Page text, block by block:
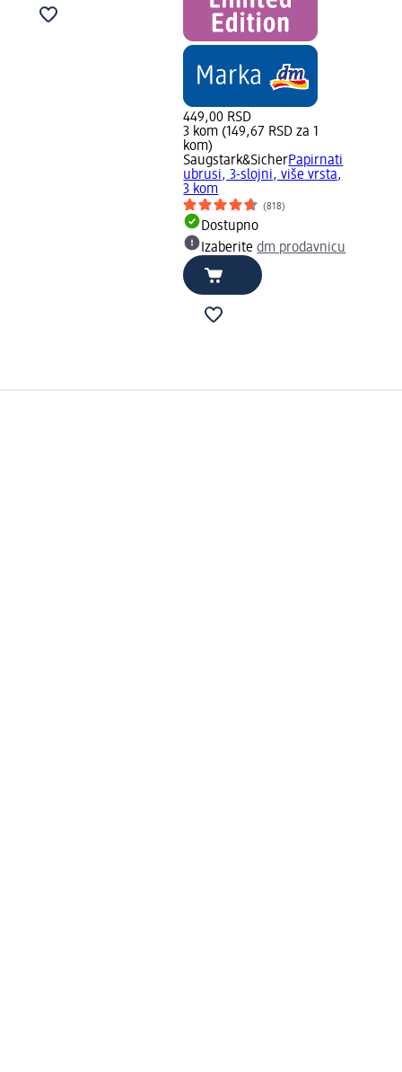
449,00 RSD
3 kom (149,67 RSD za 1
kom)
Saugstark&SicherPapirnati
ubrusi, 3-slojni, više vrsta,
3 kom
(818)
Dostupno
Izaberitedm prodavnicu